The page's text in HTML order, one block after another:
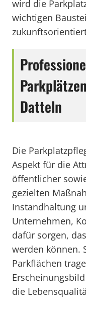
wird die
wichtigen
Datteln
Die
Aspekt für die
öffentlicher
gezielten
Instandhaltung
Unternehmen,
dafür sorgen,
werden können.
Parkflächen
die